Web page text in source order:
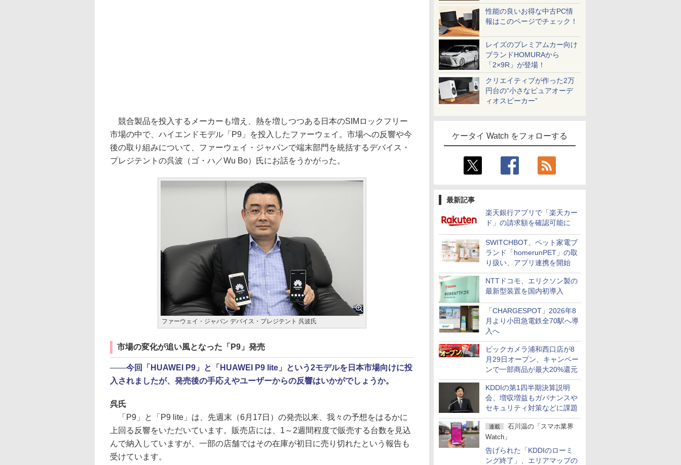
性能の良いお得な中古PC情
報はこのページでチェック！
レイズのプレミアムカー向け
ブランドHOMURAから
「2×9R」が登場！
クリエイティブが作った2万
円台の“小さなピュアオーデ
ィオスピーカー”
ケータイ Watch をフォローする
最新記事
楽天銀行アプリで「楽天カー
ド」の請求額を確認可能に
SWITCHBOT、ペット家電ブ
ランド「homerunPET」の取
り扱い、アプリ連携を開始
NTTドコモ、エリクソン製の
最新型装置を国内初導入
「CHARGESPOT」2026年8
月より小田急電鉄全70駅へ導
入へ
ビックカメラ浦和西口店が8
月29日オープン、キャンペー
ンで一部商品が最大20%還元
KDDIの第1四半期決算説明
会、増収増益もガバナンスや
セキュリティ対策などに課題
連載
石川温の「スマホ業界
Watch」
告げられた「KDDIのローミ
ング終了」、エリアマップの
競合製品を投入するメーカーも増え、熱を増しつつある日本のSIMロックフリー
市場の中で、ハイエンドモデル「P9」を投入したファーウェイ。市場への反響や今
後の取り組みについて、ファーウェイ・ジャパンで端末部門を統括するデバイス・
プレジテントの呉波（ゴ・ハ／Wu Bo）氏にお話をうかがった。
ファーウェイ・ジャパン デバイス・プレジテント 呉波氏
市場の変化が追い風となった「P9」発売
――今回「HUAWEI P9」と「HUAWEI P9 lite」という2モデルを日本市場向けに投
入されましたが、発売後の手応えやユーザーからの反響はいかがでしょうか。
呉氏
「P9」と「P9 lite」は、先週末（6月17日）の発売以来、我々の予想をはるかに
上回る反響をいただいています。販売店には、1～2週間程度で販売する台数を見込
んで納入していますが、一部の店舗ではその在庫が初日に売り切れたという報告も
受けています。